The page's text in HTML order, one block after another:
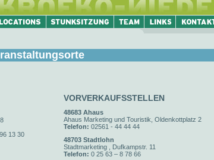
13 30
VORVERKAUFSSTELLEN
48683 Ahaus
Ahaus Marketing und Touristik, Oldenkottplatz 2
Telefon: 02561 - 44 44 44
48703 Stadtlohn
Stadtmarketing , Dufkampstr. 11
Telefon: 0 25 63 – 8 78 66